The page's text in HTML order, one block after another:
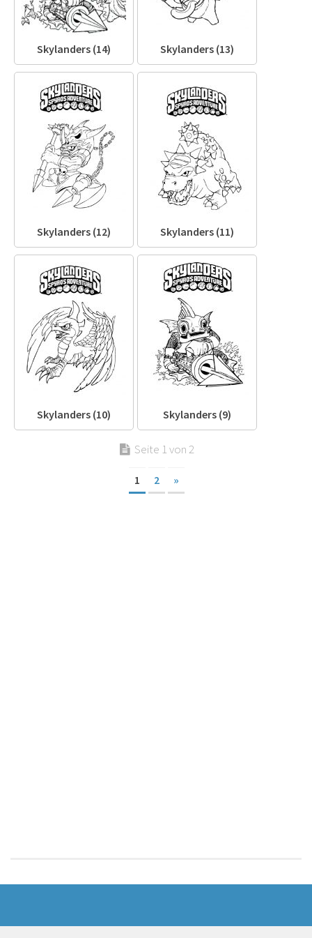
Skylanders (14) Skylanders (13)
Skylanders (12) Skylanders (11)
Skylanders (10) Skylanders (9)
Seite 1 von 2
1 2 »